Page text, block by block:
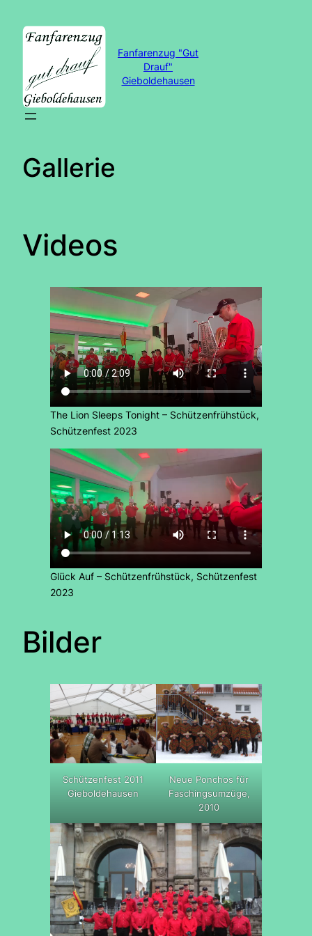
Inhalt
springen
Fanfarenzug "Gut
Drauf"
Gieboldehausen
Gallerie
Videos
The Lion Sleeps Tonight – Schützenfrühstück,
Schützenfest 2023
Glück Auf – Schützenfrühstück, Schützenfest
2023
Bilder
Schützenfest 2011
Gieboldehausen
Neue Ponchos für
Faschingsumzüge,
2010